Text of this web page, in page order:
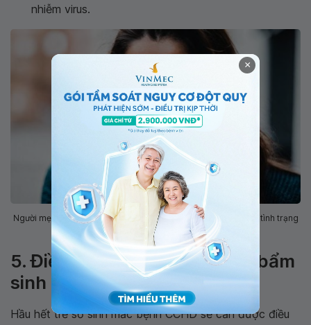
nhiễm virus.
Người mẹ mắc bệnh khi mang thai như nhiễm virus có thể gây tình trạng
bệnh ở trẻ
5. Điều trị chứng bệnh lý tim bẩm
sinh có tím
Hầu hết trẻ sơ sinh mắc bệnh CCHD sẽ cần được điều
×